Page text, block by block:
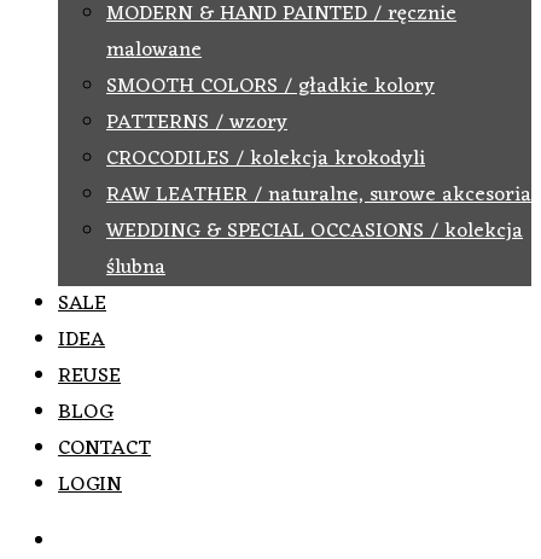
MODERN & HAND PAINTED / ręcznie
malowane
SMOOTH COLORS / gładkie kolory
PATTERNS / wzory
CROCODILES / kolekcja krokodyli
RAW LEATHER / naturalne, surowe akcesoria
WEDDING & SPECIAL OCCASIONS / kolekcja
ślubna
SALE
IDEA
REUSE
BLOG
CONTACT
LOGIN